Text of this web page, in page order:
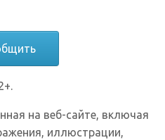
на веб-сайте, включая
иллюстрации,